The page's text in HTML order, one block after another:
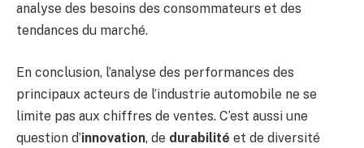
analyse des besoins des consommateurs et des
tendances du marché.
En conclusion, l’analyse des performances des
principaux acteurs de l’industrie automobile ne se
limite pas aux chiffres de ventes. C’est aussi une
question d’innovation, de durabilité et de diversité